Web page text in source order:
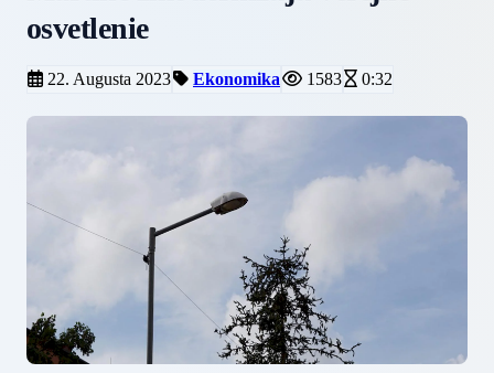
osvetlenie
22. Augusta 2023 Ekonomika 1583 0:32